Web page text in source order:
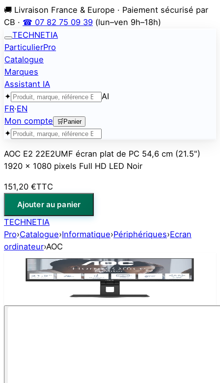
🚚 Livraison France & Europe · Paiement sécurisé par
CB · ☎ 07 82 75 09 39 (lun–ven 9h–18h)
TECHNETIA
ParticulierPro
Catalogue
Marques
Assistant IA
✦
AI
FR·EN
Mon compte
🛒 Panier
✦
AOC E2 22E2UMF écran plat de PC 54,6 cm (21.5")
1920 x 1080 pixels Full HD LED Noir
151,20 €TTC
Ajouter au panier
TECHNETIA
Pro›Catalogue›Informatique›Périphériques›Ecran
ordinateur›AOC